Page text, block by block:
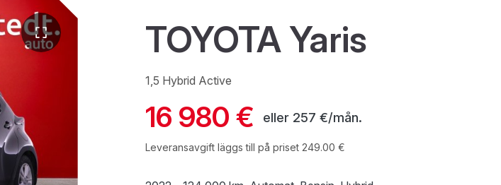
TOYOTA Yaris
1,5 Hybrid Active
16 980 € eller257 €/mån.
Leveransavgift läggs till på priset 249.00 €